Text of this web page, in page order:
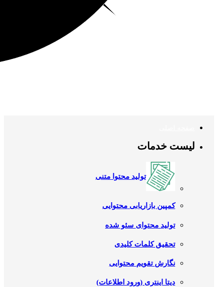
لیست خدمات
تولید محتوا متنی
کمپین بازاریابی محتوایی
تولید محتوای سئو شده
تحقیق کلمات کلیدی
نگارش تقویم محتوایی
دیتا اینتری (ورود اطلاعات)